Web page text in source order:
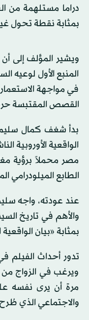
دراما مستلهمة من
بمثابة نقطة تحول
المنبع الأول
في مواجهة
القصص المقتبسة
بدأ شغف كمال سليم
الواقعية الأوروبية
مصر محملاً برؤية
الطابع الميلودرامي
عند عودته، واجه
بمثابة «بيان الواقعية
تدور أحداث
ويرغب في الزواج من
مرة أن يرى نفسه
والاجتماعي الذي